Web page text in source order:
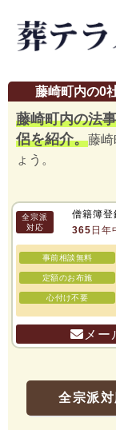
藤崎町内の0
藤崎町内の法
侶を紹介。藤崎
ょう。
全宗派
対応
僧籍簿登
365日年
事前相談無料
定額のお布施
心付け不要
メ
全宗派対